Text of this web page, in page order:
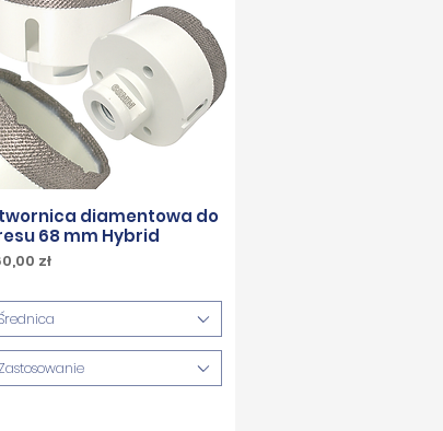
diamentowa do
68 mm Hybrid
zł
Zastosowanie